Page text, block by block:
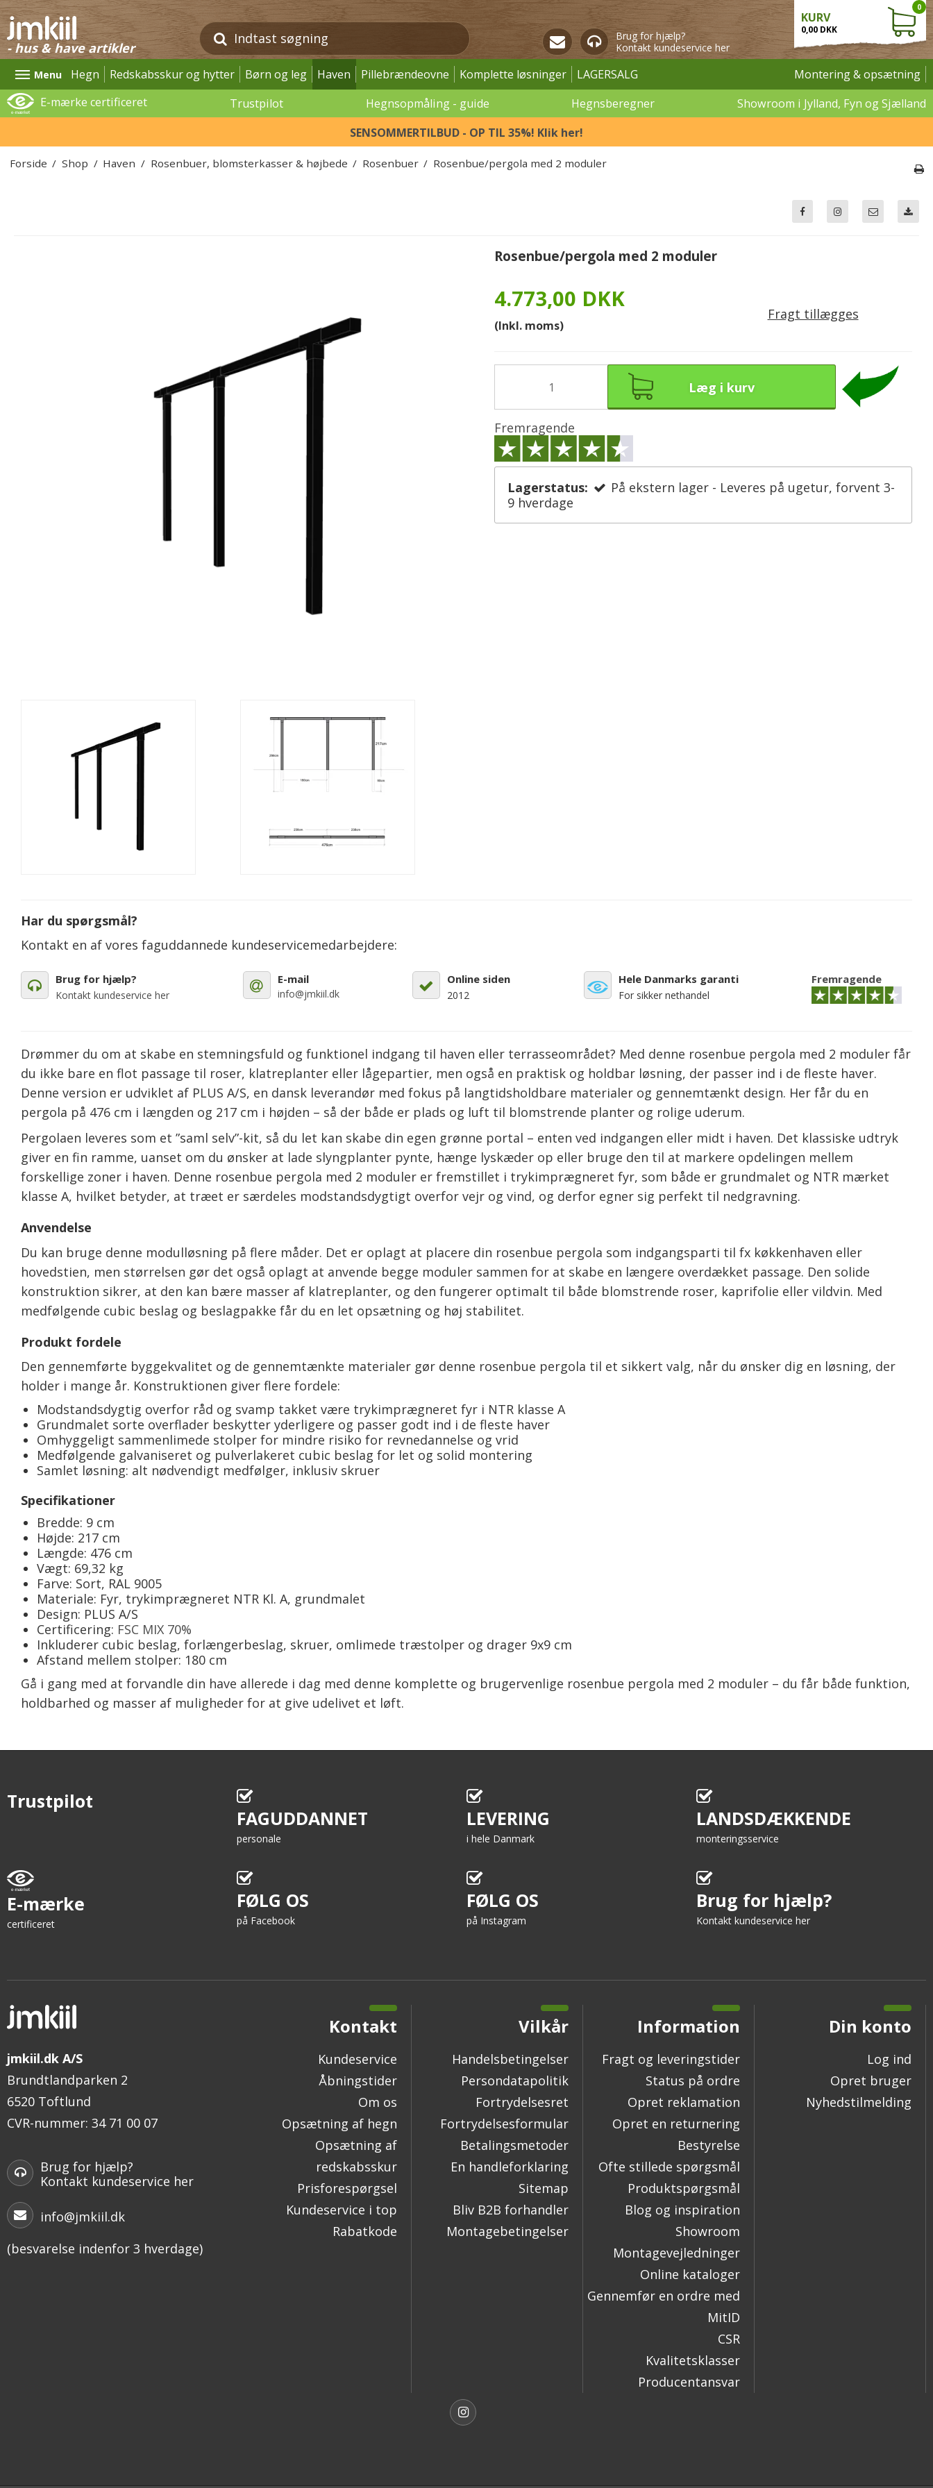
- hus & have artikler
Brug for hjælp?
Kontakt kundeservice her
KURV
0,00 DKK
0
Menu Hegn Redskabsskur og hytter Børn og leg Haven Pillebrændeovne Komplette løsninger LAGERSALG
Montering & opsætning
E-mærke certificeret
Trustpilot Hegnsopmåling - guide Hegnsberegner
Showroom i Jylland, Fyn og Sjælland
SENSOMMERTILBUD - OP TIL 35%! Klik her!
Forside / Shop / Haven / Rosenbuer, blomsterkasser & højbede / Rosenbuer / Rosenbue/pergola med 2 moduler
Rosenbue/pergola med 2 moduler
4.773,00 DKK
(Inkl. moms)
Fragt tillægges
Læg i kurv
Fremragende
Lagerstatus:
På ekstern lager - Leveres på ugetur, forvent 3-
9 hverdage
Har du spørgsmål?
Kontakt en af vores faguddannede kundeservicemedarbejdere:
Brug for hjælp?
Kontakt kundeservice her
E-mail
info@jmkiil.dk
Online siden
2012
Hele Danmarks garanti
For sikker nethandel
Fremragende
Drømmer du om at skabe en stemningsfuld og funktionel indgang til haven eller terrasseområdet? Med denne rosenbue pergola med 2 moduler får
du ikke bare en flot passage til roser, klatreplanter eller lågepartier, men også en praktisk og holdbar løsning, der passer ind i de fleste haver.
Denne version er udviklet af PLUS A/S, en dansk leverandør med fokus på langtidsholdbare materialer og gennemtænkt design. Her får du en
pergola på 476 cm i længden og 217 cm i højden – så der både er plads og luft til blomstrende planter og rolige uderum.
Pergolaen leveres som et ”saml selv”-kit, så du let kan skabe din egen grønne portal – enten ved indgangen eller midt i haven. Det klassiske udtryk
giver en fin ramme, uanset om du ønsker at lade slyngplanter pynte, hænge lyskæder op eller bruge den til at markere opdelingen mellem
forskellige zoner i haven. Denne rosenbue pergola med 2 moduler er fremstillet i trykimprægneret fyr, som både er grundmalet og NTR mærket
klasse A, hvilket betyder, at træet er særdeles modstandsdygtigt overfor vejr og vind, og derfor egner sig perfekt til nedgravning.
Anvendelse
Du kan bruge denne modulløsning på flere måder. Det er oplagt at placere din rosenbue pergola som indgangsparti til fx køkkenhaven eller
hovedstien, men størrelsen gør det også oplagt at anvende begge moduler sammen for at skabe en længere overdækket passage. Den solide
konstruktion sikrer, at den kan bære masser af klatreplanter, og den fungerer optimalt til både blomstrende roser, kaprifolie eller vildvin. Med
medfølgende cubic beslag og beslagpakke får du en let opsætning og høj stabilitet.
Produkt fordele
Den gennemførte byggekvalitet og de gennemtænkte materialer gør denne rosenbue pergola til et sikkert valg, når du ønsker dig en løsning, der
holder i mange år. Konstruktionen giver flere fordele:
Modstandsdygtig overfor råd og svamp takket være trykimprægneret fyr i NTR klasse A
Grundmalet sorte overflader beskytter yderligere og passer godt ind i de fleste haver
Omhyggeligt sammenlimede stolper for mindre risiko for revnedannelse og vrid
Medfølgende galvaniseret og pulverlakeret cubic beslag for let og solid montering
Samlet løsning: alt nødvendigt medfølger, inklusiv skruer
Specifikationer
Bredde: 9 cm
Højde: 217 cm
Længde: 476 cm
Vægt: 69,32 kg
Farve: Sort, RAL 9005
Materiale: Fyr, trykimprægneret NTR Kl. A, grundmalet
Design: PLUS A/S
Certificering: FSC MIX 70%
Inkluderer cubic beslag, forlængerbeslag, skruer, omlimede træstolper og drager 9x9 cm
Afstand mellem stolper: 180 cm
Gå i gang med at forvandle din have allerede i dag med denne komplette og brugervenlige rosenbue pergola med 2 moduler – du får både funktion,
holdbarhed og masser af muligheder for at give udelivet et løft.
Trustpilot
FAGUDDANNET
personale
LEVERING
i hele Danmark
LANDSDÆKKENDE
monteringsservice
E-mærke
certificeret
FØLG OS
på Facebook
FØLG OS
på Instagram
Brug for hjælp?
Kontakt kundeservice her
jmkiil.dk A/S
Brundtlandparken 2
6520 Toftlund
CVR-nummer: 34 71 00 07
Brug for hjælp?
Kontakt kundeservice her
info@jmkiil.dk
(besvarelse indenfor 3 hverdage)
Kontakt
Kundeservice
Åbningstider
Om os
Opsætning af hegn
Opsætning af
redskabsskur
Prisforespørgsel
Kundeservice i top
Rabatkode
Vilkår
Handelsbetingelser
Persondatapolitik
Fortrydelsesret
Fortrydelsesformular
Betalingsmetoder
En handleforklaring
Sitemap
Bliv B2B forhandler
Montagebetingelser
Information
Fragt og leveringstider
Status på ordre
Opret reklamation
Opret en returnering
Bestyrelse
Ofte stillede spørgsmål
Produktspørgsmål
Blog og inspiration
Showroom
Montagevejledninger
Online kataloger
Gennemfør en ordre med
MitID
CSR
Kvalitetsklasser
Producentansvar
Din konto
Log ind
Opret bruger
Nyhedstilmelding